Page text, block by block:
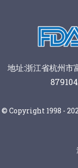
地址:浙江省杭州市
© Copyright 1998 -